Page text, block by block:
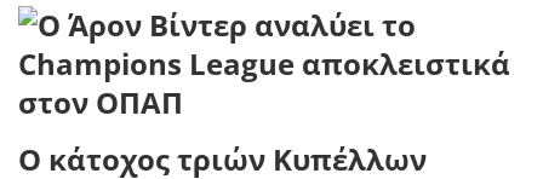
Ο κάτοχος τριών Κυπέλλων